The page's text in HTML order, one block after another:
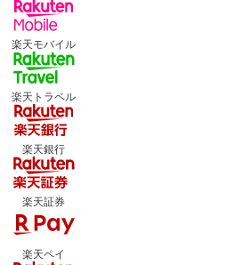
楽天モバイル
楽天トラベル
楽天銀行
楽天証券
楽天ペイ